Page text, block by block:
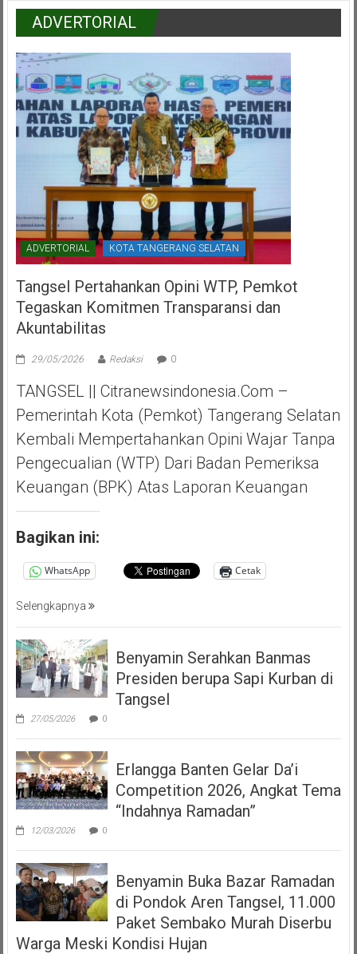
ADVERTORIAL
ADVERTORIAL KOTA TANGERANG SELATAN
Tangsel Pertahankan Opini WTP, Pemkot
Tegaskan Komitmen Transparansi dan
Akuntabilitas
29/05/2026 Redaksi 0
TANGSEL || Citranewsindonesia.com –
Pemerintah Kota (Pemkot) Tangerang Selatan
Kembali Mempertahankan Opini Wajar Tanpa
Pengecualian (WTP) Dari Badan Pemeriksa
Keuangan (BPK) Atas Laporan Keuangan
Bagikan ini:
WhatsApp Cetak
Selengkapnya
Benyamin Serahkan Banmas
Presiden berupa Sapi Kurban di
Tangsel
27/05/2026 0
Erlangga Banten Gelar Da’i
Competition 2026, Angkat Tema
“Indahnya Ramadan”
12/03/2026 0
Benyamin Buka Bazar Ramadan
di Pondok Aren Tangsel, 11.000
Paket Sembako Murah Diserbu
Warga Meski Kondisi Hujan